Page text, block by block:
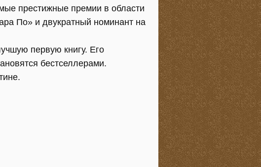
престижные премии в области
По» и двукратный номинант на
первую книгу. Его
бестселлерами.